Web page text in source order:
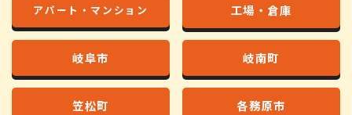
アパート・マンション 工場・倉庫
岐阜市 岐南町
笠松町 各務原市